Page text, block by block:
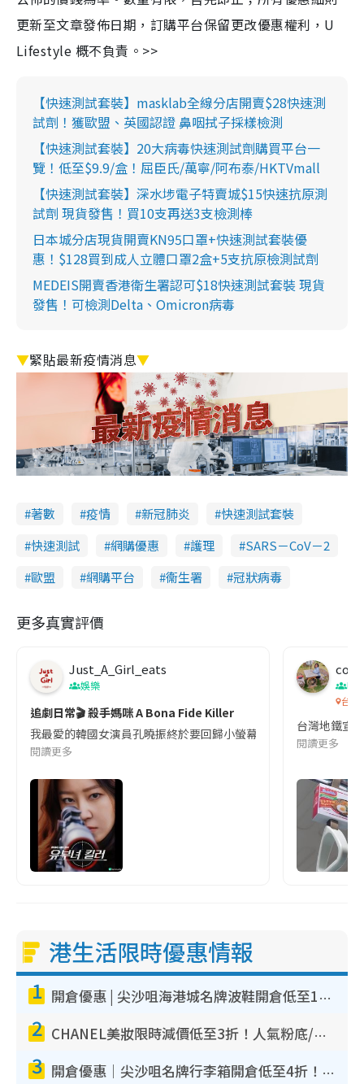
更新至文章發佈日期，訂購平台保留更改優惠權利，U
Lifestyle 概不負責。>>
【快速測試套裝】masklab全線分店開賣$28快速測
試劑！獲歐盟、英國認證 鼻咽拭子採樣檢測
【快速測試套裝】20大病毒快速測試劑購買平台一
覽！低至$9.9/盒！屈臣氏/萬寧/阿布泰/HKTVmall
【快速測試套裝】深水埗電子特賣城$15快速抗原測
試劑 現貨發售！買10支再送3支檢測棒
日本城分店現貨開賣KN95口罩+快速測試套裝優
惠！$128買到成人立體口罩2盒+5支抗原檢測試劑
MEDEIS開賣香港衛生署認可$18快速測試套裝 現貨
發售！可檢測Delta、Omicron病毒
▼緊貼最新疫情消息▼
著數 疫情 新冠肺炎
快速測試套裝
快速測試
網購優惠 護理
SARS－CoV－2
歐盟
網購平台 衞生署 冠狀病毒
更多真實評價
Just_A_Girl_eats
娛樂
追劇日常🎬 殺手媽咪 A Bona Fide Killer
我最愛的韓國女演員孔曉振終於要回歸小螢幕啦!這次的劇本改編
閱讀更多
co
吹
台灣
台灣地鐵宣
閱讀更多
港生活限時優惠情報
1 開倉優惠 | 尖沙咀海港城名牌波鞋開倉低至1折！On鞋$899起／Joy&Peace鞋履$98起
2 CHANEL美妝限時減價低至3折！人氣粉底/唇膏/精華液低至$275！COCO香水都有平
3 開倉優惠｜尖沙咀名牌行李箱開倉低至4折！一連5日 American Tourister/ace./Hallmark $200起！